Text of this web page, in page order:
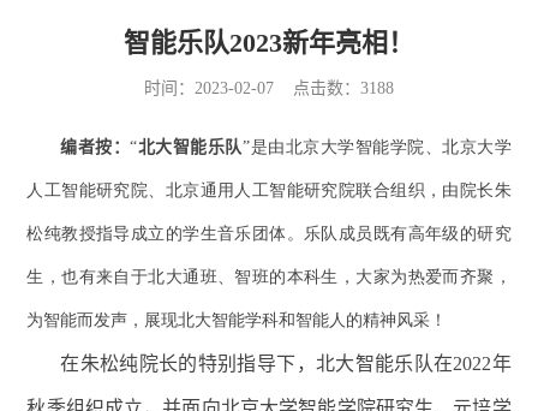
智能乐队2023新年亮相！
时间：2023-02-07 点击数： 3188
编者按：“北大智能乐队”是由北京大学智能学院、北京大学
人工智能研究院、北京通用人工智能研究院联合组织，由院长朱
松纯教授指导成立的学生音乐团体。乐队成员既有高年级的研究
生，也有来自于北大通班、智班的本科生，大家为热爱而齐聚，
为智能而发声，展现北大智能学科和智能人的精神风采！
在朱松纯院长的特别指导下，北大智能乐队在2022年